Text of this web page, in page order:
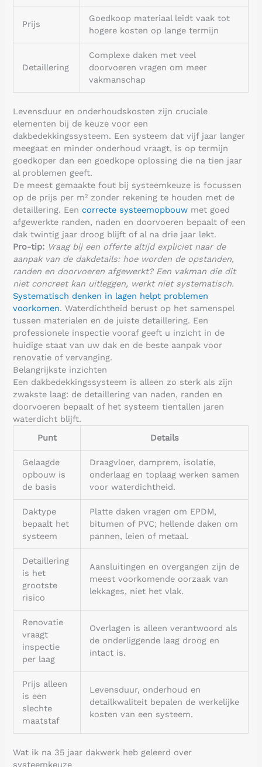
Prijs
Goedkoop materiaal leidt vaak tot
hogere kosten op lange termijn
Detaillering
Complexe daken met veel
doorvoeren vragen om meer
vakmanschap
Levensduur en onderhoudskosten zijn cruciale
elementen bij de keuze voor een
dakbedekkingssysteem. Een systeem dat vijf jaar langer
meegaat en minder onderhoud vraagt, is op termijn
goedkoper dan een goedkope oplossing die na tien jaar
al problemen geeft.
De meest gemaakte fout bij systeemkeuze is focussen
op de prijs per m² zonder rekening te houden met de
detaillering. Eencorrecte systeemopbouw met goed
afgewerkte randen, naden en doorvoeren bepaalt of een
dak twintig jaar droog blijft of al na drie jaar lekt.
Pro-tip: Vraag bij een offerte altijd expliciet naar de
aanpak van de dakdetails: hoe worden de opstanden,
randen en doorvoeren afgewerkt? Een vakman die dit
niet concreet kan uitleggen, werkt niet systematisch.
Systematisch denken in lagen helpt problemen
voorkomen. Waterdichtheid berust op het samenspel
tussen materialen en de juiste detaillering. Een
professionele inspectie vooraf geeft u inzicht in de
huidige staat van uw dak en de beste aanpak voor
renovatie of vervanging.
Belangrijkste inzichten
Een dakbedekkingssysteem is alleen zo sterk als zijn
zwakste laag: de detaillering van naden, randen en
doorvoeren bepaalt of het systeem tientallen jaren
waterdicht blijft.
Punt
Details
Gelaagde
opbouw is
de basis
Draagvloer, damprem, isolatie,
onderlaag en toplaag werken samen
voor waterdichtheid.
Daktype
bepaalt het
systeem
Platte daken vragen om EPDM,
bitumen of PVC; hellende daken om
pannen, leien of metaal.
Detaillering
is het
grootste
risico
Aansluitingen en overgangen zijn de
meest voorkomende oorzaak van
lekkages, niet het vlak.
Renovatie
vraagt
inspectie
per laag
Overlagen is alleen verantwoord als
de onderliggende laag droog en
intact is.
Prijs alleen
is een
slechte
maatstaf
Levensduur, onderhoud en
detailkwaliteit bepalen de werkelijke
kosten van een systeem.
Wat ik na 35 jaar dakwerk heb geleerd over
systeemkeuze